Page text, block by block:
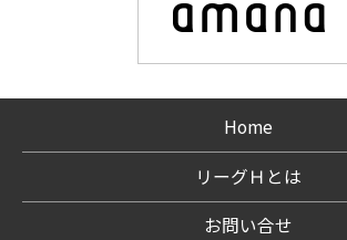
Home
リーグＨとは
お問い合せ